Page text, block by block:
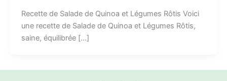
Recette de Salade de Quinoa et Légumes Rôtis Voici
une recette de Salade de Quinoa et Légumes Rôtis,
saine, équilibrée […]